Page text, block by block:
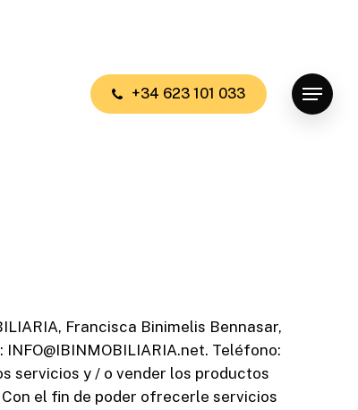
+34 623 101 033 Menu
Francisca Binimelis Bennasar,
Teléfono:
servicios y / o vender los productos
el fin de poder ofrecerle servicios